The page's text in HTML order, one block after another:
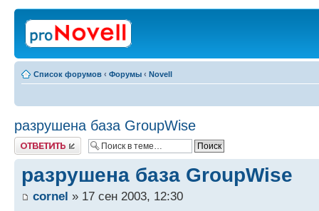
Список форумов ‹ Форумы ‹ Novell
разрушена база GroupWise
Ответить
разрушена база GroupWise
cornel » 17 сен 2003, 12:30